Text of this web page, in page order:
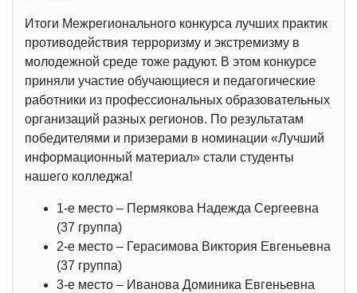
Итоги Межрегионального конкурса лучших практик
противодействия терроризму и экстремизму в
молодежной среде тоже радуют. В этом конкурсе
приняли участие обучающиеся и педагогические
работники из профессиональных образовательных
организаций разных регионов. По результатам
победителями и призерами в номинации «Лучший
информационный материал» стали студенты
нашего колледжа!
1-е место – Пермякова Надежда Сергеевна
(37 группа)
2-е место – Герасимова Виктория Евгеньевна
(37 группа)
3-е место – Иванова Доминика Евгеньевна